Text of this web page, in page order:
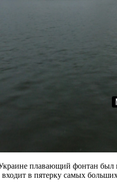
плавающий фонтан был
в пятерку самых